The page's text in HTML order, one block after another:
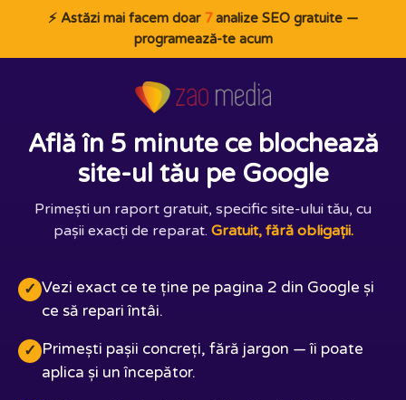
⚡ Astăzi mai facem doar 7analize SEO gratuite —
programează-te acum
Află în 5 minute ce blochează
site-ul tău pe Google
Primești un raport gratuit, specific site-ului tău, cu
pașii exacți de reparat. Gratuit, fără obligații.
✓ Vezi exact ce te ține pe pagina 2 din Google și
ce să repari întâi.
✓ Primești pașii concreți, fără jargon — îi poate
aplica și un începător.